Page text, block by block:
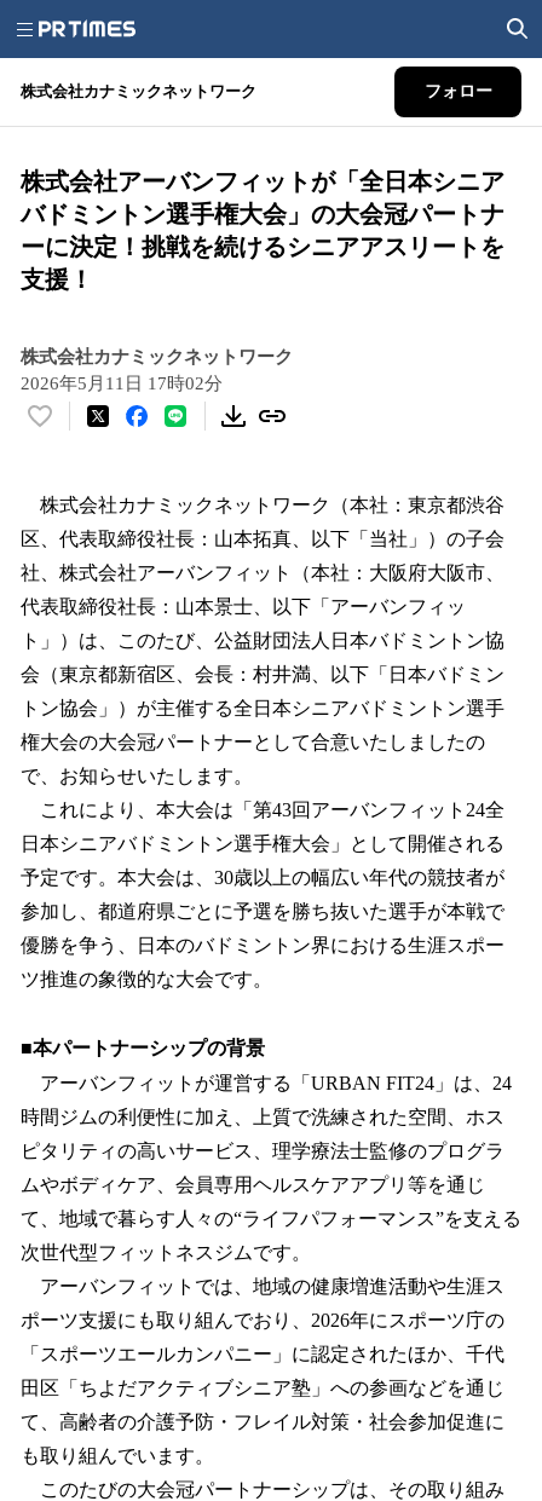
株式会社カナミックネットワーク フォロー
株式会社アーバンフィットが「全日本シニア
バドミントン選手権大会」の大会冠パートナ
ーに決定！挑戦を続けるシニアアスリートを
支援！
株式会社カナミックネットワーク
2026年5月11日 17時02分
い
！
を
読
み
み
中
で
す
株式会社カナミックネットワーク（本社：東京都渋谷
区、代表取締役社長：山本拓真、以下「当社」）の子会
社、株式会社アーバンフィット（本社：大阪府大阪市、
代表取締役社長：山本景士、以下「アーバンフィッ
ト」）は、このたび、公益財団法人日本バドミントン協
会（東京都新宿区、会長：村井満、以下「日本バドミン
トン協会」）が主催する全日本シニアバドミントン選手
権大会の大会冠パートナーとして合意いたしましたの
で、お知らせいたします。
これにより、本大会は「第43回アーバンフィット24全
日本シニアバドミントン選手権大会」として開催される
予定です。本大会は、30歳以上の幅広い年代の競技者が
参加し、都道府県ごとに予選を勝ち抜いた選手が本戦で
優勝を争う、日本のバドミントン界における生涯スポー
ツ推進の象徴的な大会です。
■本パートナーシップの背景
アーバンフィットが運営する「URBAN FIT24」は、24
時間ジムの利便性に加え、上質で洗練された空間、ホス
ピタリティの高いサービス、理学療法士監修のプログラ
ムやボディケア、会員専用ヘルスケアアプリ等を通じ
て、地域で暮らす人々の“ライフパフォーマンス”を支える
次世代型フィットネスジムです。
アーバンフィットでは、地域の健康増進活動や生涯ス
ポーツ支援にも取り組んでおり、2026年にスポーツ庁の
「スポーツエールカンパニー」に認定されたほか、千代
田区「ちよだアクティブシニア塾」への参画などを通じ
て、高齢者の介護予防・フレイル対策・社会参加促進に
も取り組んでいます。
このたびの大会冠パートナーシップは、その取り組み